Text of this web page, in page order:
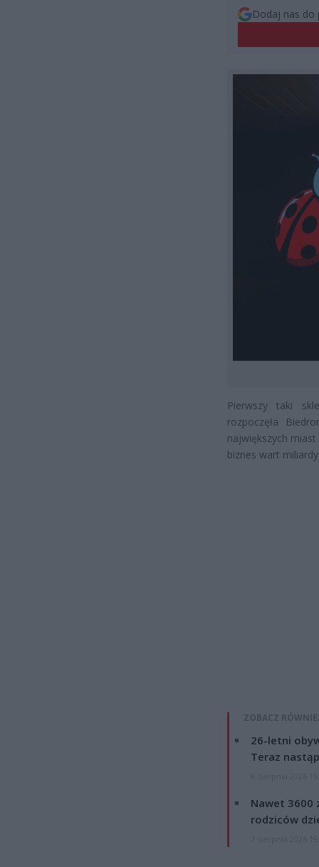
Dodaj nas do
Pierwszy taki
rozpoczęła
największych
biznes wart
ZOBACZ
26-letni
Teraz
Nawet 3600
rodziców